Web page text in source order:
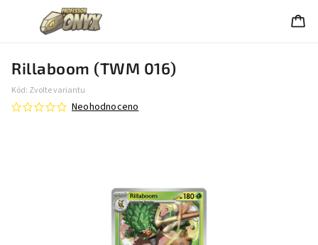
Rillaboom (TWM 016)
Kód: Zvolte variantu
Neohodnoceno